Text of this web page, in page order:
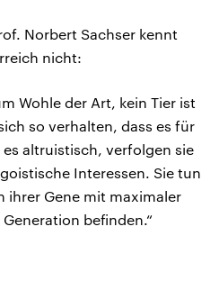
Norbert Sachser kennt
nicht:
Wohle der Art, kein Tier ist
so verhalten, dass es für
altruistisch, verfolgen sie
Interessen. Sie tun
ihrer Gene mit maximaler
befinden.“